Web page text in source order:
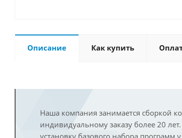
Описание Как купить
Наша компания занимается сборкой
индивидуальному заказу более 20
установку базового набора программ